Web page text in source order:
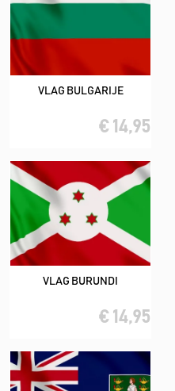
VLAG BULGARIJE
€ 14,95
VLAG BURUNDI
€ 14,95